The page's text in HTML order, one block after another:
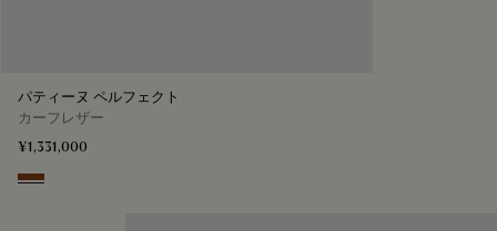
パティーヌ ペルフェクト
カーフレザー
¥1,331,000
Ebano